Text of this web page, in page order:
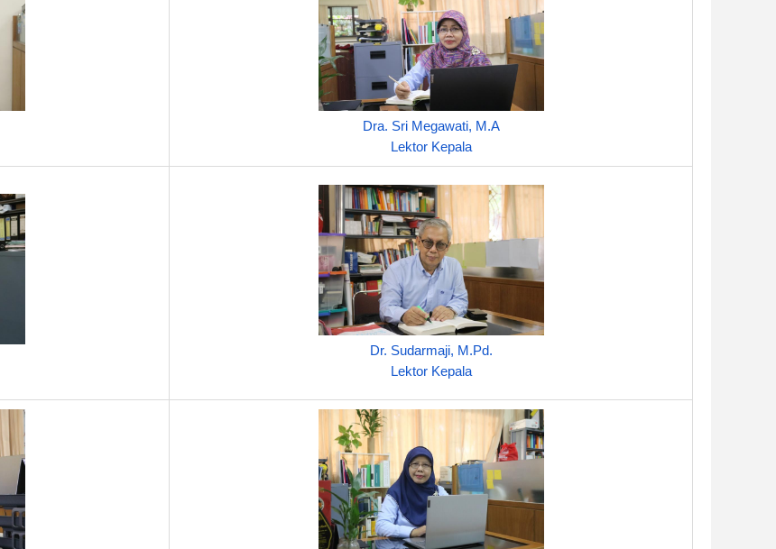
Dra. Sri Megawati, M.A
Lektor Kepala
Dr. Sudarmaji, M.Pd.
Lektor Kepala